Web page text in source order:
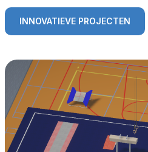
INNOVATIEVE PROJECTEN